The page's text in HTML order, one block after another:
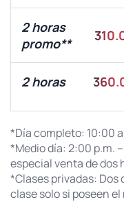
2 horas
promo**
2 horas
*Día completo: 10:00
*Medio día: 2:00 p.m.
especial venta de dos
*Clases privadas: Dos
clase solo si poseen